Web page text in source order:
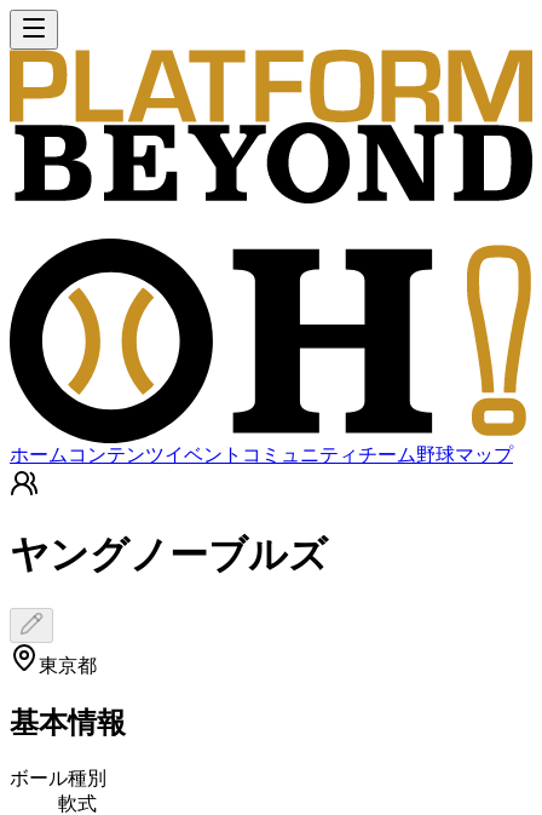
ホーム コンテンツイベント コミュニティチーム野球マップ
ヤングノーブルズ
東京都
基本情報
ボール種別
軟式